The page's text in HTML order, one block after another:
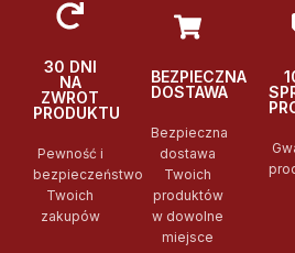
30 DNI
NA
ZWROT
PRODUKTU
Pewność i
bezpieczeństwo
Twoich
zakupów
BEZPIECZNA
DOSTAWA
Bezpieczna
dostawa
Twoich
produktów
w dowolne
miejsce